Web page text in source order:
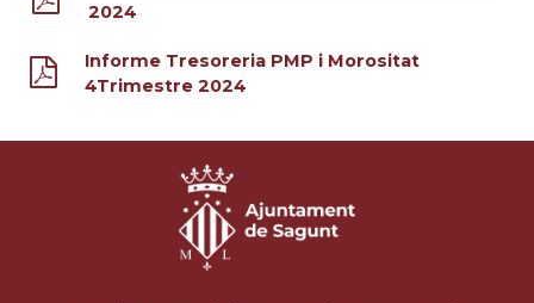
2024
Informe Tresoreria PMP i Morositat
4Trimestre 2024